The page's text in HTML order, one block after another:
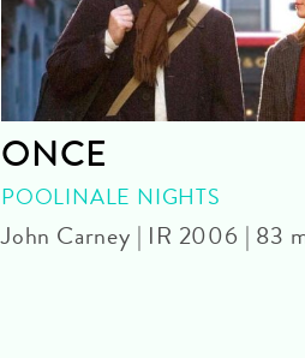
ONCE
POOLINALE NIGHTS
John Carney | IR 2006 | 83